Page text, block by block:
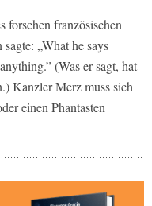
forschen französischen
„What he says
(Was er sagt, hat
Kanzler Merz muss sich
einen Phantasten